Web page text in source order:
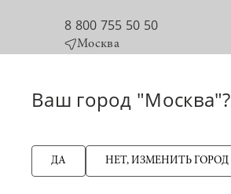
8 800 755 50 50
Москва
Ваш город "Москва"?
ДА НЕТ, ИЗМЕНИТЬ ГОРОД